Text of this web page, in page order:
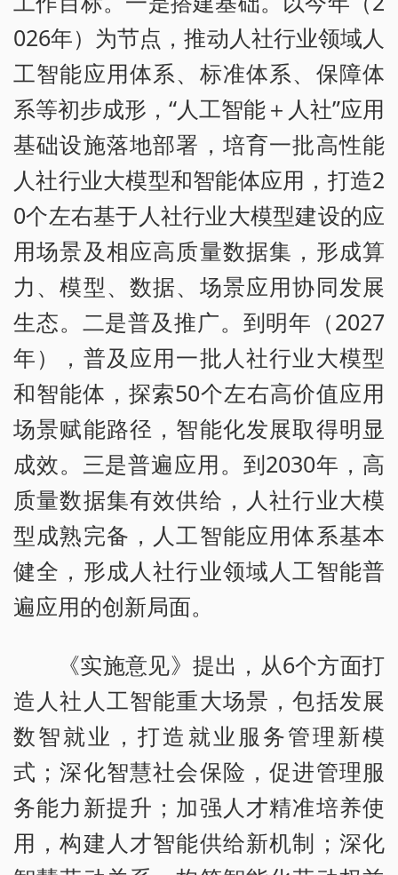
026年）为节点，推动人社行业领域人
工智能应用体系、标准体系、保障体
系等初步成形，“人工智能＋人社”应用
基础设施落地部署，培育一批高性能
人社行业大模型和智能体应用，打造2
0个左右基于人社行业大模型建设的应
用场景及相应高质量数据集，形成算
力、模型、数据、场景应用协同发展
生态。二是普及推广。到明年（2027
年），普及应用一批人社行业大模型
和智能体，探索50个左右高价值应用
场景赋能路径，智能化发展取得明显
成效。三是普遍应用。到2030年，高
质量数据集有效供给，人社行业大模
型成熟完备，人工智能应用体系基本
健全，形成人社行业领域人工智能普
遍应用的创新局面。
《实施意见》提出，从6个方面打
造人社人工智能重大场景，包括发展
数智就业，打造就业服务管理新模
式；深化智慧社会保险，促进管理服
务能力新提升；加强人才精准培养使
用，构建人才智能供给新机制；深化